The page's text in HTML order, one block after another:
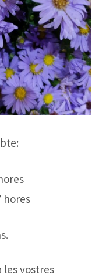
hores
les vostres